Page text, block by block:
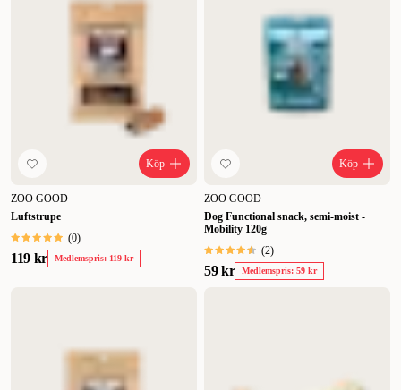
Köp
ZOO GOOD
Luftstrupe
(0)
119 kr Medlemspris: 119 kr
Köp
ZOO GOOD
Dog Functional snack, semi-moist -
Mobility 120g
(2)
59 kr Medlemspris: 59 kr